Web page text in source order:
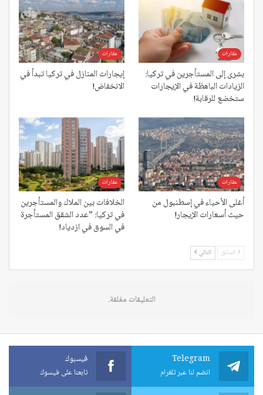
عقارات
بشرى إلى المستأجرين في تركيا:
الزيادات الباهظة في الإيجارات
ستخضع للرقابة!
عقارات
إيجارات المنازل في تركيا تبدأ في
الانخفاض!
عقارات
أغلى الأحياء في إسطنبول من
حيث أسعارات الإيجار!
عقارات
الخلافات بين الملاك والمستأجرين
في تركيا: ”عدد الشقق المستأجرة
في السوق في ازدياد!
السابق التالي
التعليقات مغلقة.
Telegram
انضم لنا عبر تلغرام
فيسبوك
تابعنا على فيسوك